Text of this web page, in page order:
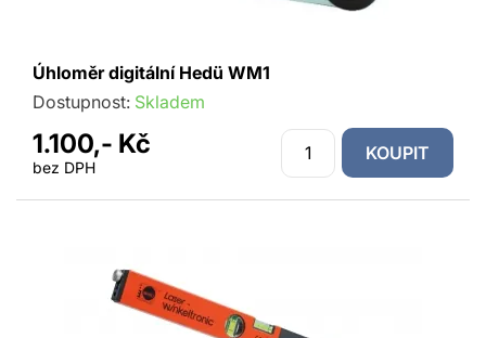
Úhloměr digitální Hedü WM1
Dostupnost: Skladem
1.100,- Kč
bez DPH
KOUPIT